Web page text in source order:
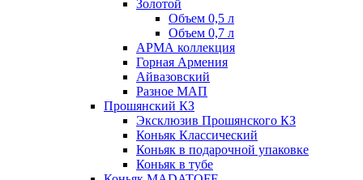
Золотой
Объем 0,5 л
Объем 0,7 л
АРМА коллекция
Горная Армения
Айвазовский
Разное МАП
Прошянский КЗ
Эксклюзив Прошянского КЗ
Коньяк Классический
Коньяк в подарочной упаковке
Коньяк в тубе